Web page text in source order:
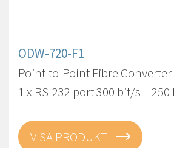
ODW-720-F1
Point-to-Point Fibre Converter
1 x RS-232 port 300 bit/s –
VISA PRODUKT